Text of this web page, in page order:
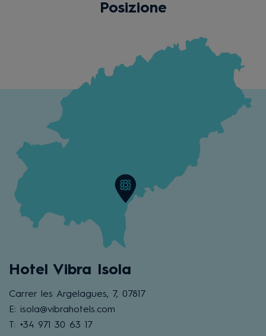
Posizione
Hotel Vibra Isola
Carrer les Argelagues, 7, 07817
E: isola@vibrahotels.com
T: +34 971 30 63 17